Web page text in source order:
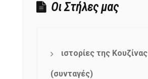
Οι Στήλες μας
ιστορίες της Κουζίνας
(συνταγές)